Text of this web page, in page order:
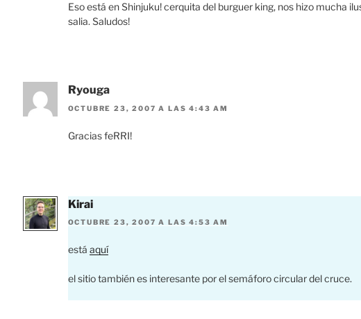
Eso está en Shinjuku! cerquita del burguer king, nos hizo mucha
salia. Saludos!
Ryouga
OCTUBRE 23, 2007 A LAS 4:43 AM
Gracias feRRI!
Kirai
OCTUBRE 23, 2007 A LAS 4:53 AM
está aquí
el sitio también es interesante por el semáforo circular del cruce.